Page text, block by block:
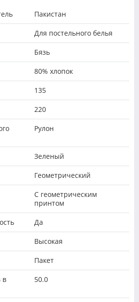
Пакистан
Для постельного белья
Бязь
80% хлопок
135
220
Рулон
Зеленый
Геометрический
С геометрическим
принтом
Да
Высокая
Пакет
в
50.0